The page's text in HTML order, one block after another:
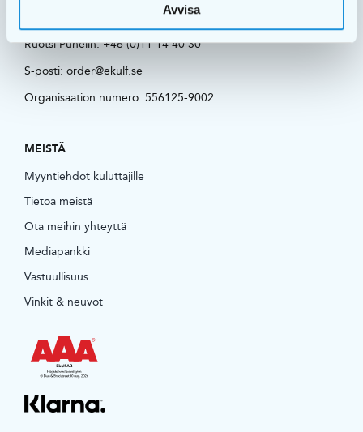
Avvisa
Navestadsgatan 31 603 66 Norrköping
Ruotsi Puhelin:+46 (0)11 14 40 30
S-posti: order@ekulf.se
Organisaation numero: 556125-9002
MEISTÄ
Myyntiehdot kuluttajille
Tietoa meistä
Ota meihin yhteyttä
Mediapankki
Vastuullisuus
Vinkit & neuvot